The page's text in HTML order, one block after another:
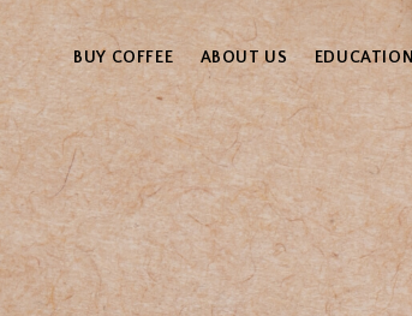
BUY COFFEE ABOUT US EDUCATION